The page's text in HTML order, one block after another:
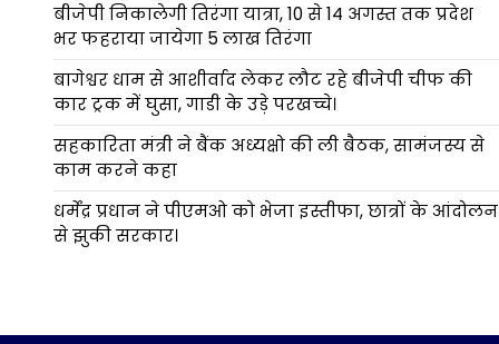
बीजेपी निकालेगी तिरंगा यात्रा, 10 से 14 अगस्त तक प्रदेश
भर फहराया जायेगा 5 लाख तिरंगा
बागेश्वर धाम से आशीर्वाद लेकर लौट रहे बीजेपी चीफ की
कार ट्रक में घुसा, गाडी के उड़े परखच्चे।
सहकारिता मंत्री ने बैंक अध्यक्षो की ली बैठक, सामंजस्य से
काम करने कहा
धर्मेंद्र प्रधान ने पीएमओ को भेजा इस्तीफा, छात्रों के आंदोलन
से झुकी सरकार।